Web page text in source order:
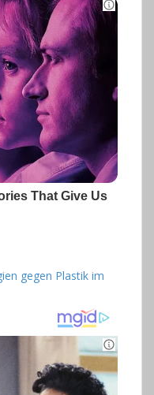
gegen Plastik im